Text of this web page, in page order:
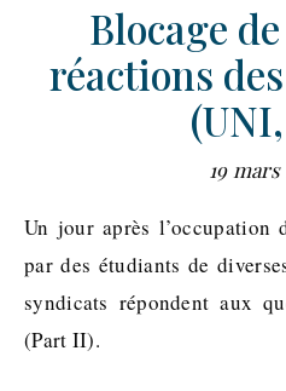
Blocage
réactions
19
Un jour après l’occupation de l’amphithéâtre Boutmy
par des étudiants de
syndicats répondent aux
(Part II).